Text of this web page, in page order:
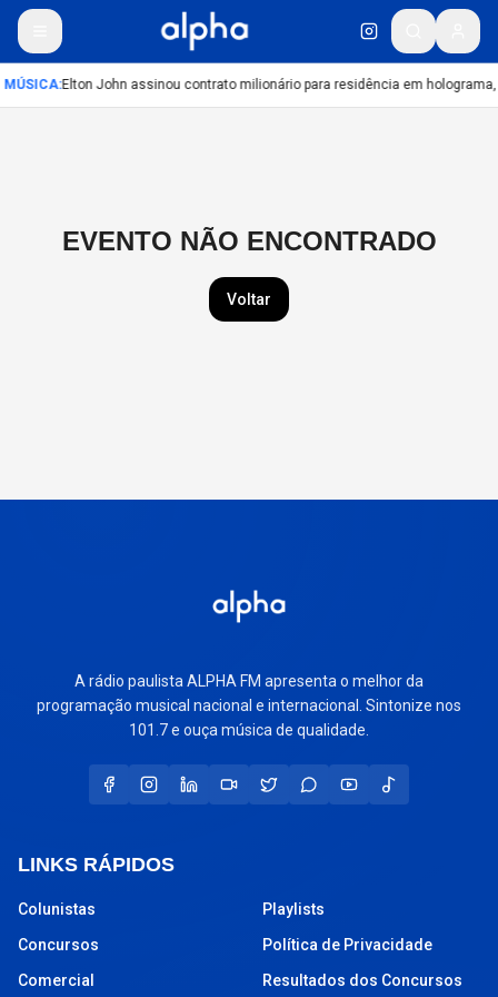
MÚSICA:Elton John assinou contrato milionário para residência em
EVENTO NÃO ENCONTRADO
Voltar
A rádio paulista ALPHA FM apresenta o melhor da
programação musical nacional e internacional. Sintonize nos
101.7 e ouça música de qualidade.
LINKS RÁPIDOS
Colunistas
Concursos
Comercial
Playlists
Política de Privacidade
Resultados dos Concursos